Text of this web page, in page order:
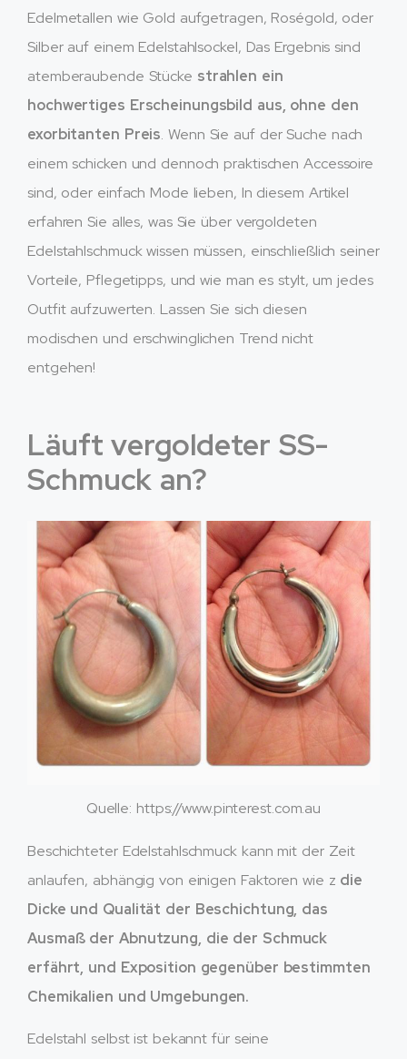
Edelmetallen wie Gold aufgetragen, Roségold, oder
Silber auf einem Edelstahlsockel, Das Ergebnis sind
atemberaubende Stücke strahlen ein
hochwertiges Erscheinungsbild aus, ohne den
exorbitanten Preis. Wenn Sie auf der Suche nach
einem schicken und dennoch praktischen Accessoire
sind, oder einfach Mode lieben, In diesem Artikel
erfahren Sie alles, was Sie über vergoldeten
Edelstahlschmuck wissen müssen, einschließlich seiner
Vorteile, Pflegetipps, und wie man es stylt, um jedes
Outfit aufzuwerten. Lassen Sie sich diesen
modischen und erschwinglichen Trend nicht
entgehen!
Läuft vergoldeter SS-
Schmuck an?
Quelle: https://www.pinterest.com.au
Beschichteter Edelstahlschmuck kann mit der Zeit
anlaufen, abhängig von einigen Faktoren wie z die
Dicke und Qualität der Beschichtung, das
Ausmaß der Abnutzung, die der Schmuck
erfährt, und Exposition gegenüber bestimmten
Chemikalien und Umgebungen.
Edelstahl selbst ist bekannt für seine